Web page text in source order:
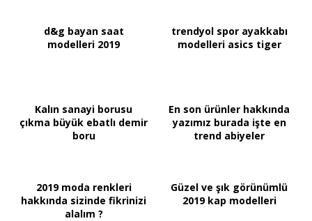
d&g bayan saat
modelleri 2019
trendyol spor ayakkabı
modelleri asics tiger
Kalın sanayi borusu
çıkma büyük ebatlı demir
boru
En son ürünler hakkında
yazımız burada işte en
trend abiyeler
2019 moda renkleri
hakkında sizinde fikrinizi
alalım ?
Güzel ve şık görünümlü
2019 kap modelleri